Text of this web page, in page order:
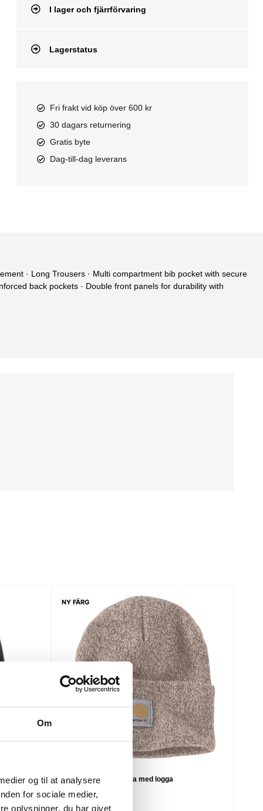
Om
og til at analysere
for sociale medier,
oplysninger, du har givet
I lager och fjärrförvaring
Lagerstatus
Fri frakt vid köp över 600 kr
30 dagars returnering
Gratis byte
Dag-till-dag leverans
· Long Trousers · Multi compartment bib pocket with secure
back pockets · Double front panels for durability with
NY FÄRG
Carhartt stickad mössa med logga
SEK 286,25
SEK 229,00u. moms